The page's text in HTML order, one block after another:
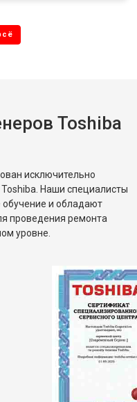
Toshiba
исключительно
Наши специалисты
обучение и обладают
проведения ремонта
уровне.